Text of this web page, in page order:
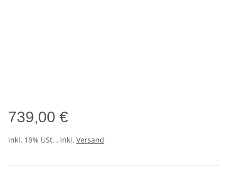
739,00 €
inkl. 19% USt. , inkl. Versand